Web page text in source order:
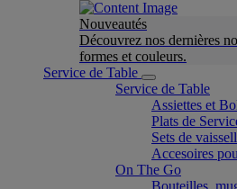
Nouveautés
Découvrez nos dernières
formes et couleurs.
Service de Table
Service de Table
Assiettes et
Plats de
Sets de
Accesoires
On The Go
Bouteilles,